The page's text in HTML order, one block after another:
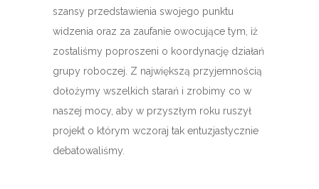
szansy przedstawienia swojego punktu
widzenia oraz za zaufanie owocujące tym, iż
zostaliśmy poproszeni o koordynację działań
grupy roboczej. Z największą przyjemnością
dołożymy wszelkich starań i zrobimy co w
naszej mocy, aby w przyszłym roku ruszył
projekt o którym wczoraj tak entuzjastycznie
debatowaliśmy.